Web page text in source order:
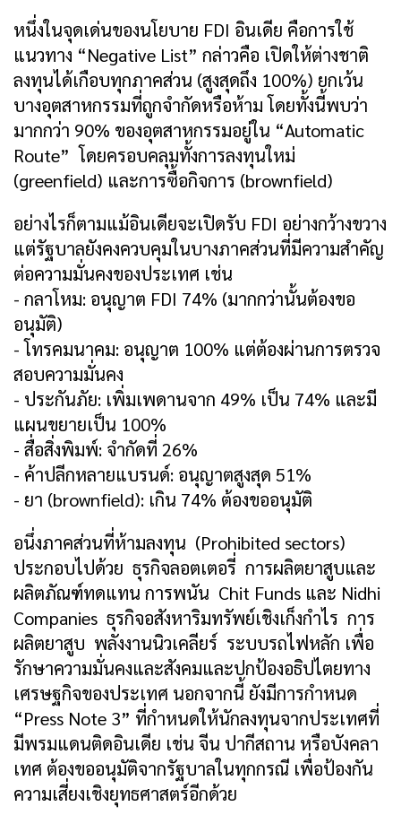
หนึ่งในจุดเด่นของนโยบาย FDI อินเดีย คือการใช้
แนวทาง “Negative List” กล่าวคือ เปิดให้ต่างชาติ
ลงทุนได้เกือบทุกภาคส่วน (สูงสุดถึง 100%) ยกเว้น
บางอุตสาหกรรมที่ถูกจำกัดหรือห้าม โดยทั้งนี้พบว่า
มากกว่า 90% ของอุตสาหกรรมอยู่ใน “Automatic
Route” โดยครอบคลุมทั้งการลงทุนใหม่
(greenfield) และการซื้อกิจการ (brownfield)
อย่างไรก็ตามแม้อินเดียจะเปิดรับ FDI อย่างกว้างขวาง
แต่รัฐบาลยังคงควบคุมในบางภาคส่วนที่มีความสำคัญ
ต่อความมั่นคงของประเทศ เช่น
- กลาโหม: อนุญาต FDI 74% (มากกว่านั้นต้องขอ
อนุมัติ)
- โทรคมนาคม: อนุญาต 100% แต่ต้องผ่านการตรวจ
สอบความมั่นคง
- ประกันภัย: เพิ่มเพดานจาก 49% เป็น 74% และมี
แผนขยายเป็น 100%
- สื่อสิ่งพิมพ์: จำกัดที่ 26%
- ค้าปลีกหลายแบรนด์: อนุญาตสูงสุด 51%
- ยา (brownfield): เกิน 74% ต้องขออนุมัติ
อนึ่งภาคส่วนที่ห้ามลงทุน (Prohibited sectors)
ประกอบไปด้วย ธุรกิจลอตเตอรี่ การผลิตยาสูบและ
ผลิตภัณฑ์ทดแทน การพนัน Chit Funds และ Nidhi
Companies ธุรกิจอสังหาริมทรัพย์เชิงเก็งกำไร การ
ผลิตยาสูบ พลังงานนิวเคลียร์ ระบบรถไฟหลัก เพื่อ
รักษาความมั่นคงและสังคมและปกป้องอธิปไตยทาง
เศรษฐกิจของประเทศ นอกจากนี้ ยังมีการกำหนด
“Press Note 3” ที่กำหนดให้นักลงทุนจากประเทศที่
มีพรมแดนติดอินเดีย เช่น จีน ปากีสถาน หรือบังคลา
เทศ ต้องขออนุมัติจากรัฐบาลในทุกกรณี เพื่อป้องกัน
ความเสี่ยงเชิงยุทธศาสตร์อีกด้วย